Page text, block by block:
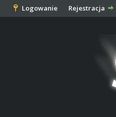
Logowanie Rejestracja